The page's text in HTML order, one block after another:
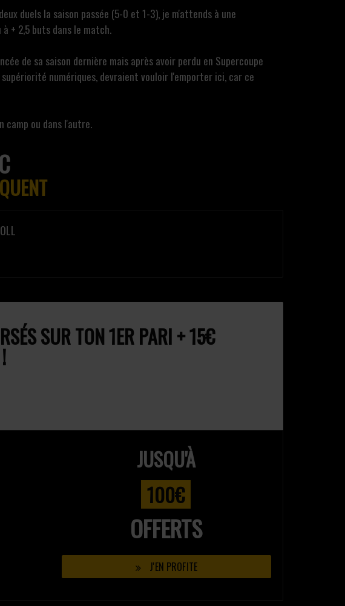
duels la saison passée (5-0 et 1-3), je m'attends à une
+ 2,5 buts dans le match.
de sa saison dernière mais après avoir perdu en Supercoupe
numériques, devraient vouloir l'emporter ici, car ce
camp ou dans l'autre.
SUR TON 1ER PARI + 15€
JUSQU'À
100€
OFFERTS
J'EN PROFITE